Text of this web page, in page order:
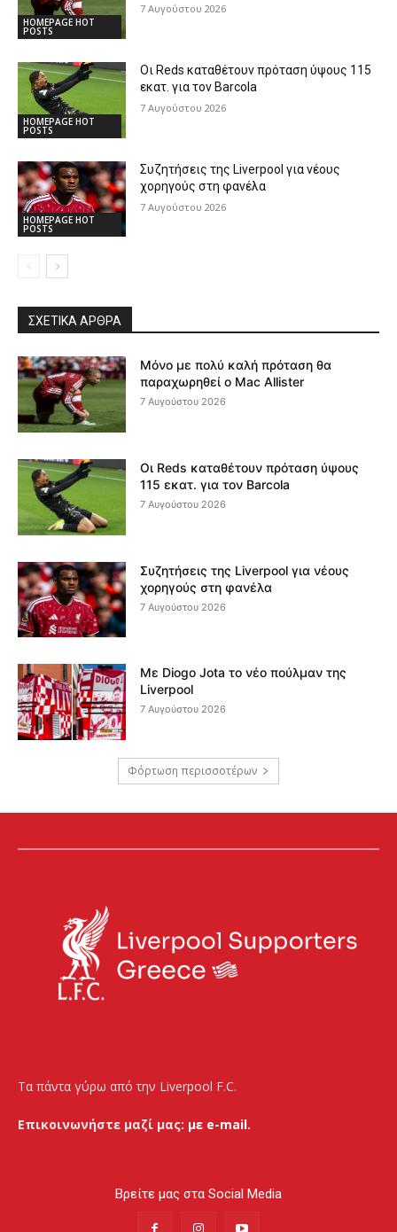
HOMEPAGE HOT
POSTS
7 Αυγούστου 2026
HOMEPAGE HOT
POSTS
Οι Reds καταθέτουν πρόταση ύψους 115
εκατ. για τον Barcola
7 Αυγούστου 2026
HOMEPAGE HOT
POSTS
Συζητήσεις της Liverpool για νέους
χορηγούς στη φανέλα
7 Αυγούστου 2026
ΣΧΕΤΙΚΆ ΆΡΘΡΑ
Μόνο με πολύ καλή πρόταση θα
παραχωρηθεί ο Mac Allister
7 Αυγούστου 2026
Οι Reds καταθέτουν πρόταση ύψους
115 εκατ. για τον Barcola
7 Αυγούστου 2026
Συζητήσεις της Liverpool για νέους
χορηγούς στη φανέλα
7 Αυγούστου 2026
Με Diogo Jota το νέο πούλμαν της
Liverpool
7 Αυγούστου 2026
Φόρτωση περισσοτέρων
Τα πάντα γύρω από την Liverpool F.C.
Επικοινωνήστε μαζί μας: με e-mail.
Βρείτε μας στα Social Media